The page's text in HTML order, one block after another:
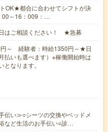
OK★都合に合わせてシフトが決
00～16：009：…
はご相談ください！ ★急募
円～ 経験者：時給1350円～★日
払いも選べます）※稼働開始時は
なります。
伝い≫○シーツの交換やベッドメ
など生活のお手伝い○診…